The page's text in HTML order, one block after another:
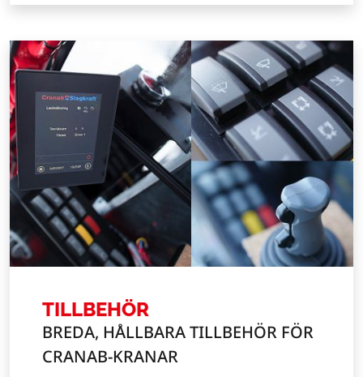
TILLBEHÖR
BREDA, HÅLLBARA TILLBEHÖR FÖR
CRANAB-KRANAR